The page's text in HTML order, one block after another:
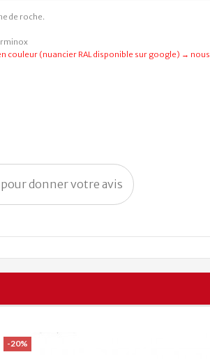
de roche.
en couleur (nuancier RAL disponible sur google) → nous
donner votre avis
-20%